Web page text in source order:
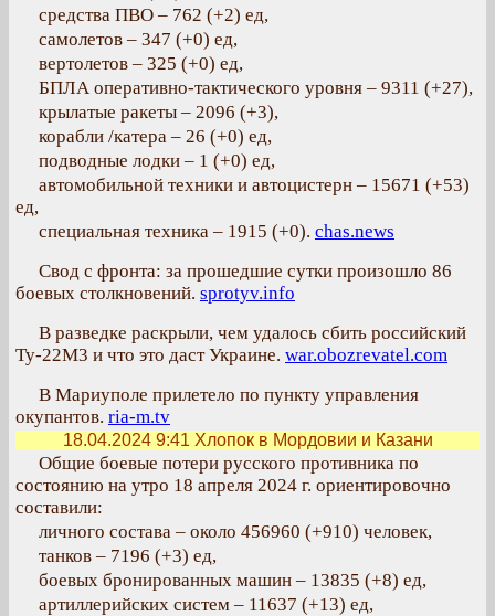
средства ПВО – 762 (+2) ед,
самолетов – 347 (+0) ед,
вертолетов – 325 (+0) ед,
БПЛА оперативно-тактического уровня – 9311 (+27),
крылатые ракеты – 2096 (+3),
корабли /катера – 26 (+0) ед,
подводные лодки – 1 (+0) ед,
автомобильной техники и автоцистерн – 15671 (+53)
ед,
специальная техника – 1915 (+0). chas.news
Свод с фронта: за прошедшие сутки произошло 86
боевых столкновений. sprotyv.info
В разведке раскрыли, чем удалось сбить российский
Ту-22М3 и что это даст Украине. war.obozrevatel.com
В Мариуполе прилетело по пункту управления
окупантов. ria-m.tv
18.04.2024 9:41 Хлопок в Мордовии и Казани
Общие боевые потери русского противника по
состоянию на утро 18 апреля 2024 г. ориентировочно
составили:
личного состава – около 456960 (+910) человек,
танков – 7196 (+3) ед,
боевых бронированных машин – 13835 (+8) ед,
артиллерийских систем – 11637 (+13) ед,